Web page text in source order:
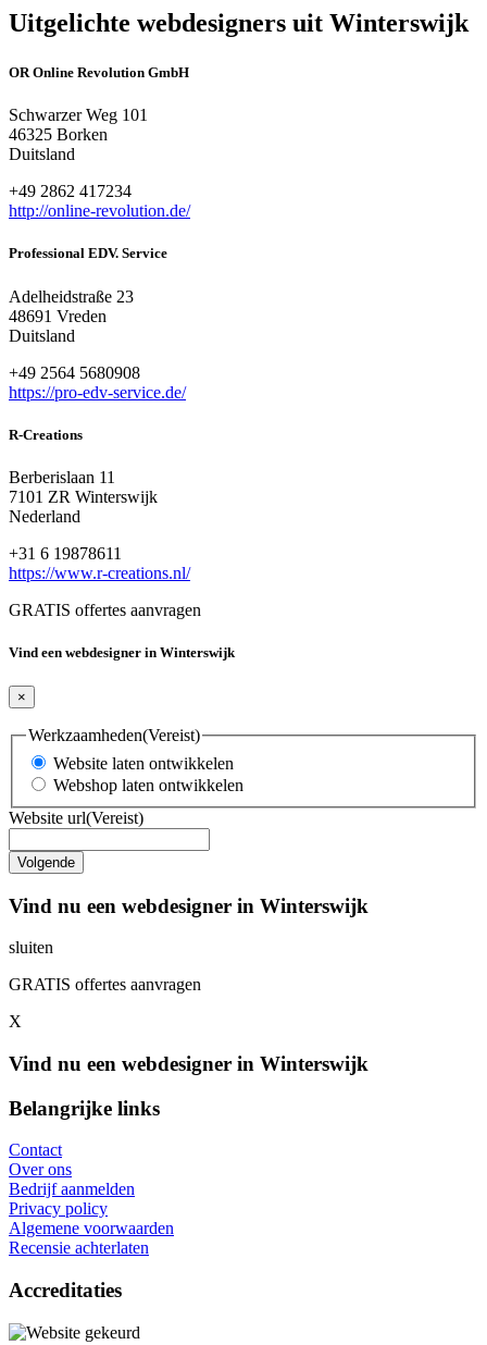
Uitgelichte webdesigners uit Winterswijk
OR Online Revolution GmbH
Schwarzer Weg 101
46325 Borken
Duitsland
+49 2862 417234
http://online-revolution.de/
Professional EDV. Service
Adelheidstraße 23
48691 Vreden
Duitsland
+49 2564 5680908
https://pro-edv-service.de/
R-Creations
Berberislaan 11
7101 ZR Winterswijk
Nederland
+31 6 19878611
https://www.r-creations.nl/
GRATIS offertes aanvragen
Vind een webdesigner in Winterswijk
×
Werkzaamheden(Vereist)
Website laten ontwikkelen
Webshop laten ontwikkelen
Website url(Vereist)
Vind nu een webdesigner in Winterswijk
sluiten
GRATIS offertes aanvragen
X
Vind nu een webdesigner in Winterswijk
Belangrijke links
Contact
Over ons
Bedrijf aanmelden
Privacy policy
Algemene voorwaarden
Recensie achterlaten
Accreditaties